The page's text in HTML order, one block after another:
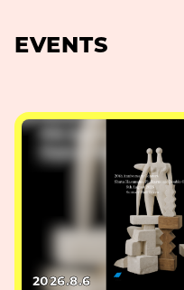
EVENTS
2026.8.6